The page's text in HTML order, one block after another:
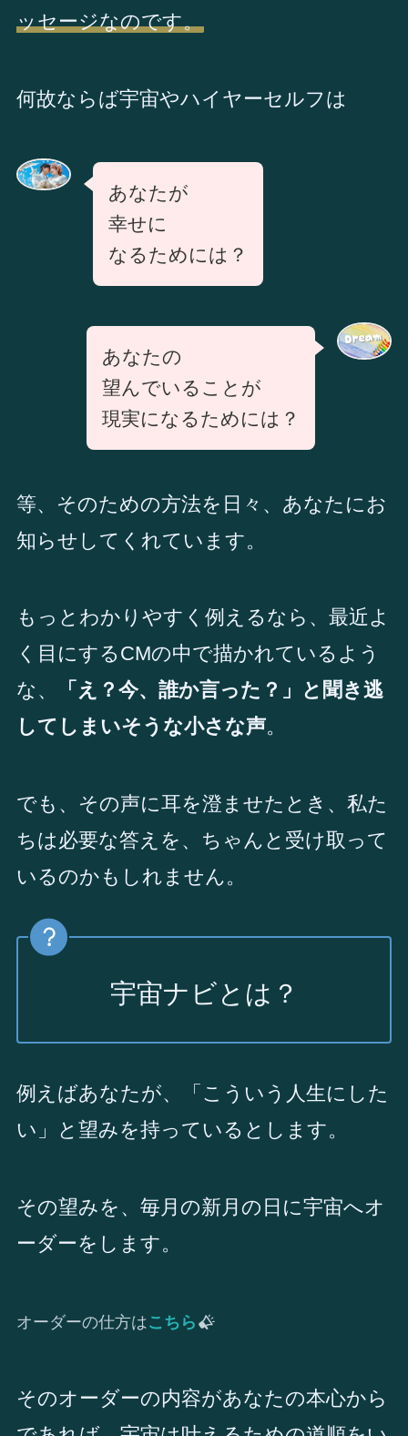
ッセージなのです。
何故ならば宇宙やハイヤーセルフは
あなたが
幸せに
なるためには？
あなたの
望んでいることが
現実になるためには？
等、そのための方法を日々、あなたにお
知らせしてくれています。
もっとわかりやすく例えるなら、最近よ
く目にするCMの中で描かれているよう
な、
「え？今、誰か言った？」と聞き逃
してしまいそうな小さな声。
でも、その声に耳を澄ませたとき、私た
ちは必要な答えを、ちゃんと受け取って
いるのかもしれません。
宇宙ナビとは？
例えばあなたが、「こういう人生にした
い」と望みを持っているとします。
その望みを、毎月の新月の日に宇宙へオ
ーダーをします。
オーダーの仕方はこちら
そのオーダーの内容があなたの本心から